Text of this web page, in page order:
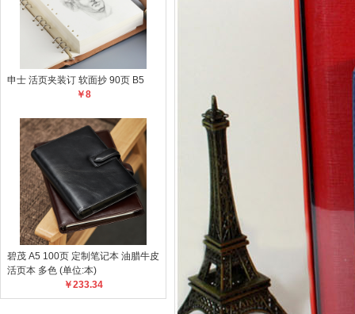
申士 活页夹装订 软面抄 90页 B5
￥8
碧茂 A5 100页 定制笔记本 油腊牛皮
活页本 多色 (单位:本)
￥233.34